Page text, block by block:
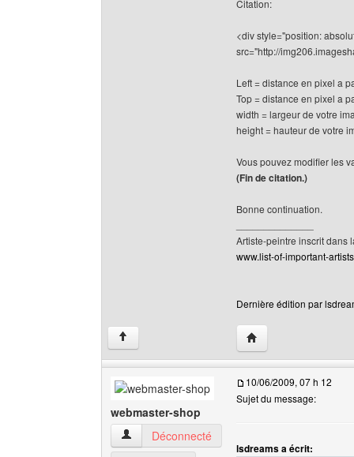
Citation:
<div style="position:
src="http://
Left = distance en pixel a
Top = distance en pixel a
width = largeur de votre
height = hauteur de votre
Vous pouvez modifier les
(Fin de citation.)
Bonne continuation.
Artiste-peintre inscrit dans
www.list-of-important-
Dernière édition par
↑ Visiter le site web
webmaster-shop
webmaster-shop Voir le profil de l'utilisateur
Déconnecté
10/06/2009, 07 h 12
Sujet du message:
lsdreams a écrit: